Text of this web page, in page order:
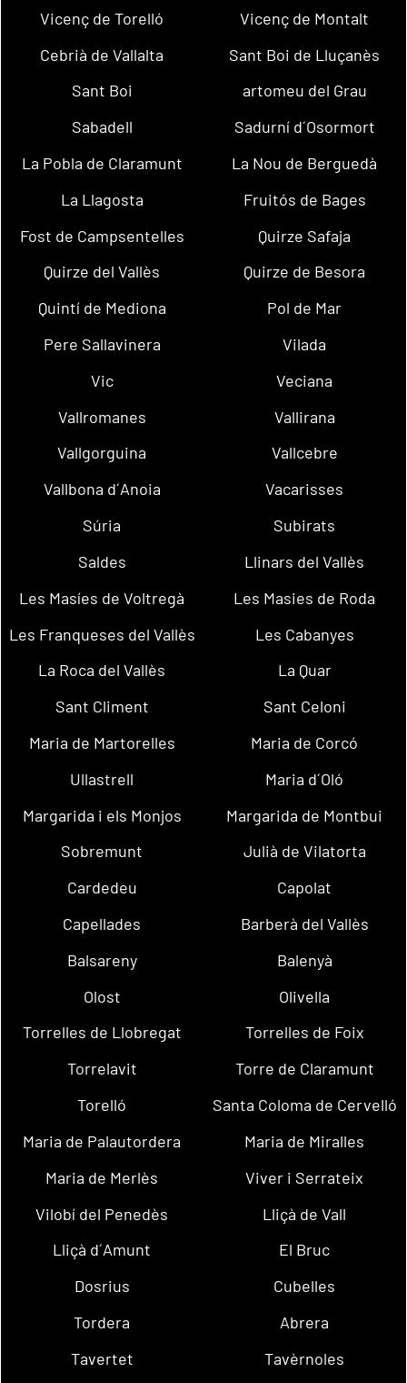
Vicenç de Torelló
Vicenç de Montalt
Cebrià de Vallalta
Sant Boi de Lluçanès
Sant Boi
artomeu del Grau
Sabadell
Sadurní d´Osormort
La Pobla de Claramunt
La Nou de Berguedà
La Llagosta
Fruitós de Bages
Fost de Campsentelles
Quirze Safaja
Quirze del Vallès
Quirze de Besora
Quintí de Mediona
Pol de Mar
Pere Sallavinera
Vilada
Vic
Veciana
Vallromanes
Vallirana
Vallgorguina
Vallcebre
Vallbona d´Anoia
Vacarisses
Súria
Subirats
Saldes
Llinars del Vallès
Les Masíes de Voltregà
Les Masies de Roda
Les Franqueses del Vallès
Les Cabanyes
La Roca del Vallès
La Quar
Sant Climent
Sant Celoni
Maria de Martorelles
Maria de Corcó
Ullastrell
Maria d´Oló
Margarida i els Monjos
Margarida de Montbui
Sobremunt
Julià de Vilatorta
Cardedeu
Capolat
Capellades
Barberà del Vallès
Balsareny
Balenyà
Olost
Olivella
Torrelles de Llobregat
Torrelles de Foix
Torrelavit
Torre de Claramunt
Torelló
Santa Coloma de Cervelló
Maria de Palautordera
Maria de Miralles
Maria de Merlès
Viver i Serrateix
Vilobí del Penedès
Lliçà de Vall
Lliçà d´Amunt
El Bruc
Dosrius
Cubelles
Tordera
Abrera
Tavertet
Tavèrnoles